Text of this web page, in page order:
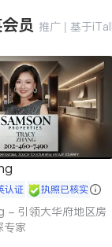
员 推广 | 基于
认证 执照已核实
- 引领大华府地区房
专家